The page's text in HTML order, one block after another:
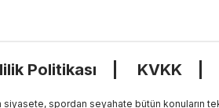
Politikası KVKK
spordan seyahate bütün konuların